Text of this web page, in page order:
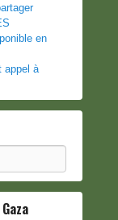
en
appel à